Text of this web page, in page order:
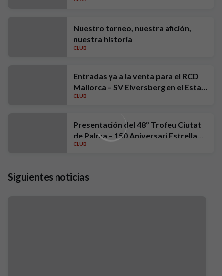
Nuestro torneo, nuestra afición,
nuestra historia
CLUB
Entradas ya a la venta para el RCD
Mallorca – SV Elversberg en el Estadi
Mallorca Son Moix
CLUB
Presentación del 48º Trofeu Ciutat
de Palma – 150 Aniversari Estrella
Damm
CLUB
Siguientes noticias